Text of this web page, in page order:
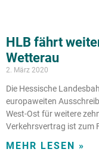
HLB fährt
Wetterau
2. März 2020
Die Hessische
europaweiten
West-Ost für weitere
Verkehrsvertrag ist zum
MEHR LESEN »